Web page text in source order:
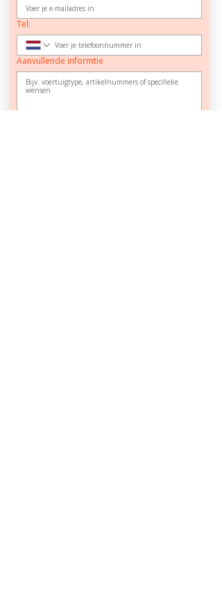
Tel:
Aanvullende informtie